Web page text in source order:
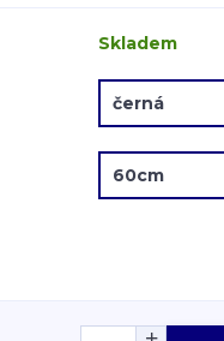
Skladem